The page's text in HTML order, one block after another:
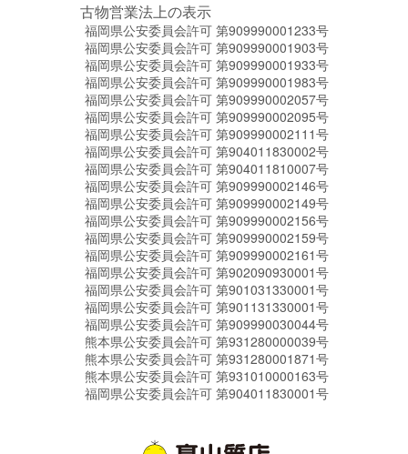
古物営業法上の表示
福岡県公安委員会許可 第909990001233号
福岡県公安委員会許可 第909990001903号
福岡県公安委員会許可 第909990001933号
福岡県公安委員会許可 第909990001983号
福岡県公安委員会許可 第909990002057号
福岡県公安委員会許可 第909990002095号
福岡県公安委員会許可 第909990002111号
福岡県公安委員会許可 第904011830002号
福岡県公安委員会許可 第904011810007号
福岡県公安委員会許可 第909990002146号
福岡県公安委員会許可 第909990002149号
福岡県公安委員会許可 第909990002156号
福岡県公安委員会許可 第909990002159号
福岡県公安委員会許可 第909990002161号
福岡県公安委員会許可 第902090930001号
福岡県公安委員会許可 第901031330001号
福岡県公安委員会許可 第901131330001号
福岡県公安委員会許可 第909990030044号
熊本県公安委員会許可 第931280000039号
熊本県公安委員会許可 第931280001871号
熊本県公安委員会許可 第931010000163号
福岡県公安委員会許可 第904011830001号